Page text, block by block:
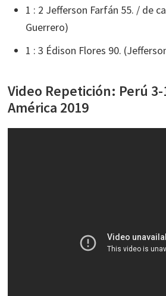
1 : 2 Jefferson Farfán 55. / de
Guerrero)
1 : 3 Édison Flores 90.
Video Repetición: Perú
América 2019